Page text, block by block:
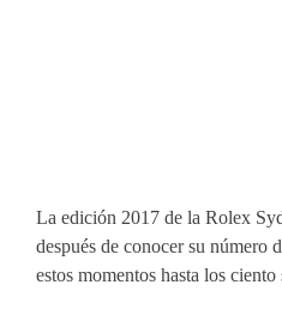
La edición 2017 de la Rolex
después de conocer su número
estos momentos hasta los ciento